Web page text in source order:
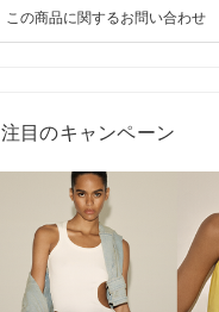
この商品に関するお問い合わせ
注目のキャンペーン